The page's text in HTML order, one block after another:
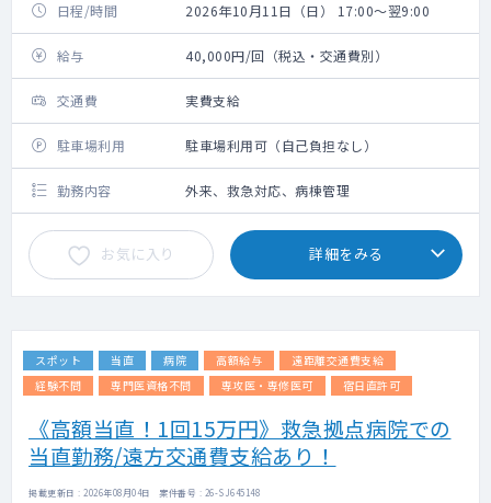
日程/時間 2026年10月11日（日） 17:00～翌9:00
給与 40,000円/回（税込・交通費別）
交通費 実費支給
駐車場利用 駐車場利用可（自己負担なし）
勤務内容 外来、救急対応、病棟管理
お気に入り 詳細をみる
スポット 当直 病院 高額給与
遠距離交通費支給
経験不問
専門医資格不問 専攻医・専修医可 宿日直許可
《高額当直！1回15万円》救急拠点病院での
当直勤務/遠方交通費支給あり！
掲載更新日 : 2026年08月04日 案件番号 : 26-SJ645148